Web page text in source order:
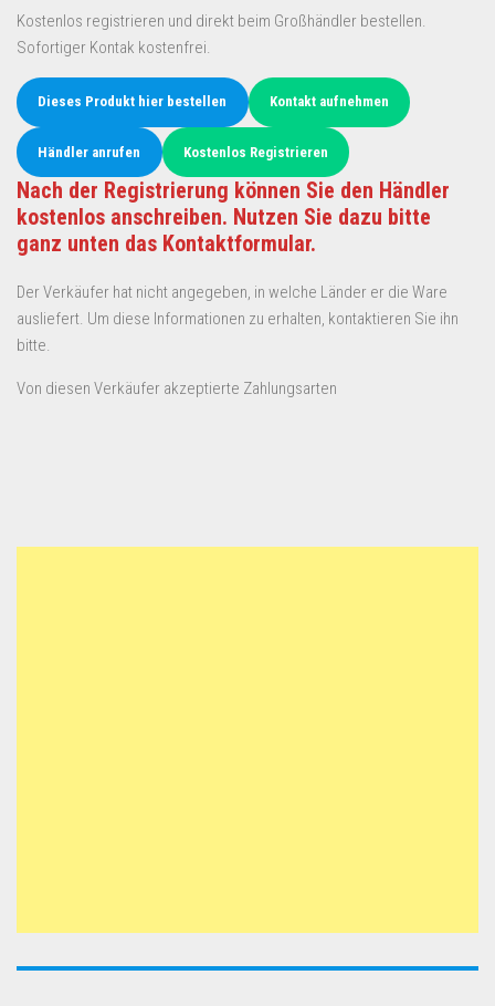
Kostenlos registrieren und direkt beim Großhändler bestellen.
Sofortiger Kontak kostenfrei.
Dieses Produkt hier bestellen Kontakt aufnehmen
Händler anrufen Kostenlos Registrieren
Nach der Registrierung können Sie den Händler
kostenlos anschreiben. Nutzen Sie dazu bitte
ganz unten das Kontaktformular.
Der Verkäufer hat nicht angegeben, in welche Länder er die Ware
ausliefert. Um diese Informationen zu erhalten, kontaktieren Sie ihn
bitte.
Von diesen Verkäufer akzeptierte Zahlungsarten